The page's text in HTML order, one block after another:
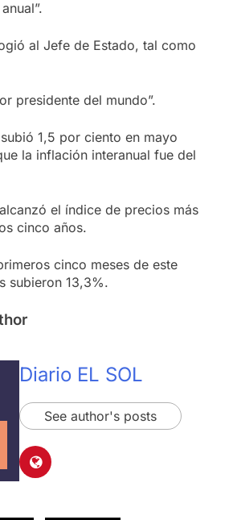
al Jefe de Estado, tal como
presidente del mundo”.
1,5 por ciento en mayo
la inflación interanual fue del
el índice de precios más
cinco años.
cinco meses de este
subieron 13,3%.
Diario EL SOL
See author's posts